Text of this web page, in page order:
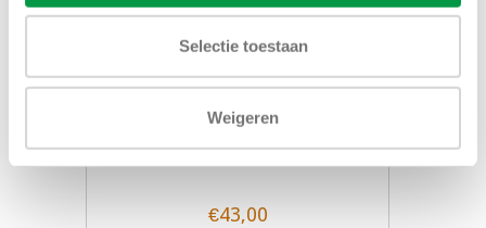
Selectie toestaan
Weigeren
Air Break
€43,00